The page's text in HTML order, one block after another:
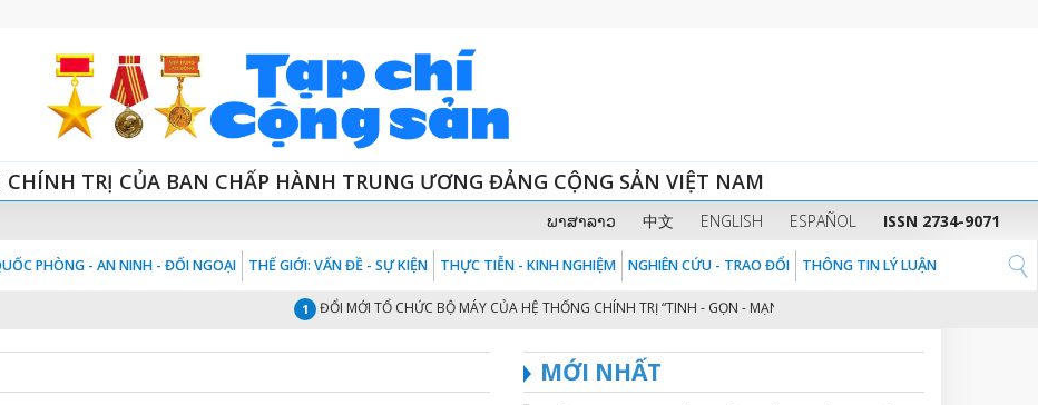
CHÍNH TRỊ CỦA BAN CHẤP HÀNH TRUNG ƯƠNG ĐẢNG CỘNG SẢN VIỆT NAM
ພາສາລາວ 中文 ENGLISH ESPAÑOL ISSN 2734-9071
PHÒNG - AN NINH - ĐỐI NGOẠI THẾ GIỚI: VẤN ĐỀ - SỰ KIỆN THỰC TIỄN - KINH NGHIỆM NGHIÊN CỨU - TRAO ĐỔI THÔNG TIN LÝ LUẬN
ĐỔI MỚI TỔ CHỨC BỘ MÁY CỦA HỆ THỐNG CHÍNH TRỊ “TINH - GỌN - MẠNH - HIỆU NĂNG - HIỆU LỰC - HIỆU QUẢ”
MỚI NHẤT